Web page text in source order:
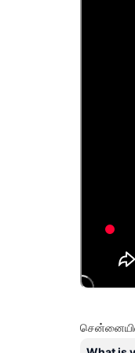
சென்னையில்